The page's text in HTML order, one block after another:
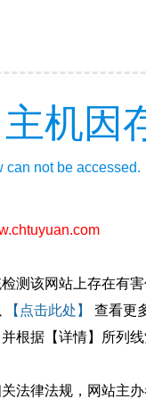
机因
can not be accessed.
测该网站上存在有
【点击此处】
查看更
根据【详情】所列线
法律法规，网站主